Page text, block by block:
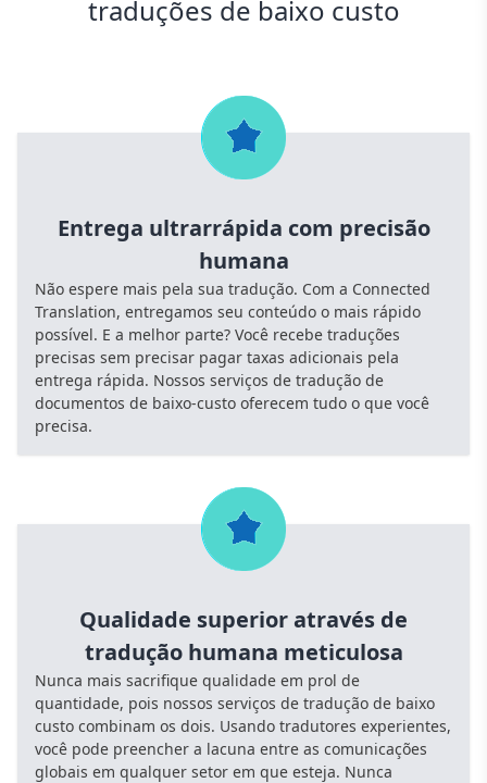
traduções de baixo custo
Entrega ultrarrápida com precisão
humana
Não espere mais pela sua tradução. Com a Connected
Translation, entregamos seu conteúdo o mais rápido
possível. E a melhor parte? Você recebe traduções
precisas sem precisar pagar taxas adicionais pela
entrega rápida. Nossos serviços de tradução de
documentos de baixo-custo oferecem tudo o que você
precisa.
Qualidade superior através de
tradução humana meticulosa
Nunca mais sacrifique qualidade em prol de
quantidade, pois nossos serviços de tradução de baixo
custo combinam os dois. Usando tradutores experientes,
você pode preencher a lacuna entre as comunicações
globais em qualquer setor em que esteja. Nunca